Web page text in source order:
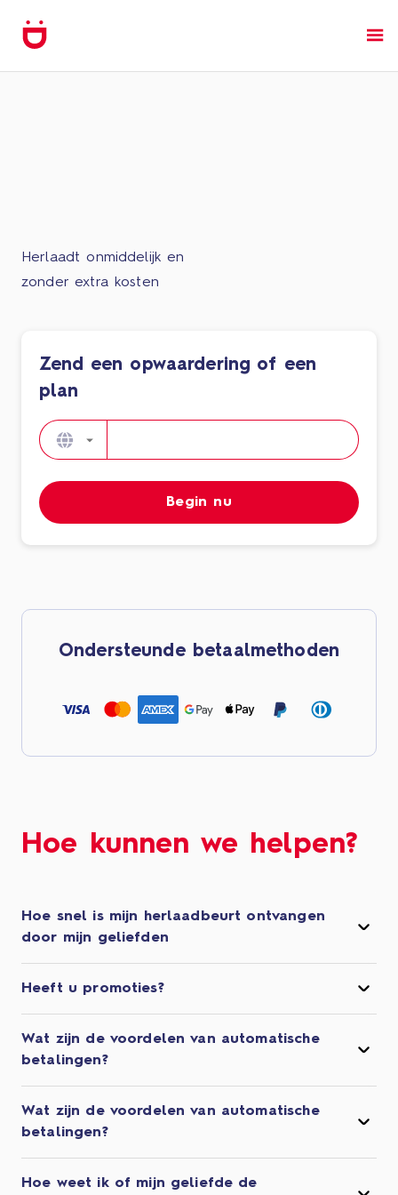
Herlaadt onmiddelijk en
zonder extra kosten
Zend een opwaardering of een
plan
Begin nu
Ondersteunde betaalmethoden
Hoe kunnen we helpen?
Hoe snel is mijn herlaadbeurt ontvangen
door mijn geliefden
Heeft u promoties?
Wat zijn de voordelen van automatische
betalingen?
Wat zijn de voordelen van automatische
betalingen?
Hoe weet ik of mijn geliefde de